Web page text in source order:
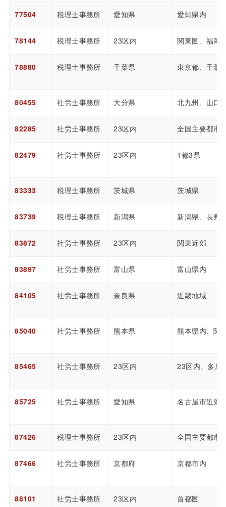
77504 税理士事務所 愛知県 愛知県内
78144 税理士事務所 23区内 関東圏、福岡
78880 税理士事務所 千葉県 東京都、千葉
80455 社労士事務所 大分県 北九州、山口
82285 社労士事務所 23区内 全国主要都市
82479 社労士事務所 23区内 1都3県
83333 税理士事務所 茨城県 茨城県
83739 税理士事務所 新潟県 新潟県、長野
83872 社労士事務所 23区内 関東近郊
83897 社労士事務所 富山県 富山県内
84105 社労士事務所 奈良県 近畿地域
85040 社労士事務所 熊本県 熊本県内、関
85465 社労士事務所 23区内 23区内、多摩
85725 社労士事務所 愛知県 名古屋市近郊
87426 税理士事務所 23区内 全国主要都市
87466 社労士事務所 京都府 京都市内
88101 社労士事務所 23区内 首都圏